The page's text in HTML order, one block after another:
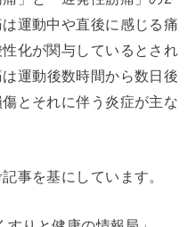
運動中や直後に感じる痛
化が関与しているとされ
運動後数時間から数日後
とそれに伴う炎症が主な
事を基にしています。